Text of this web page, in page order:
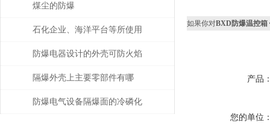
如果你对BXD防爆温控箱
产品
您的单位
业人士才行
煤尘的防爆
石化企业、海洋平台等所使用
的防爆电气设备注意事项
防爆电器设计的外壳可防火焰
隔爆外壳上主要零部件有哪
些？分别有什么要求？
防爆电气设备隔爆面的冷磷化